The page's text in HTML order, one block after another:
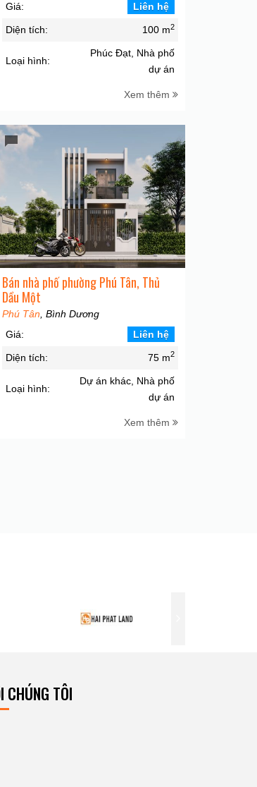
Giá:
Liên hệ
Diện tích: 100 m2
Loại hình:
Phúc Đạt, Nhà phố
dự án
Xem thêm
Bán nhà phố phường Phú Tân, Thủ
Dầu Một
Phú Tân , Bình Dương
Giá:
Liên hệ
Diện tích: 75 m2
Loại hình:
Dự án khác, Nhà phố
dự án
Xem thêm
CHÚNG TÔI